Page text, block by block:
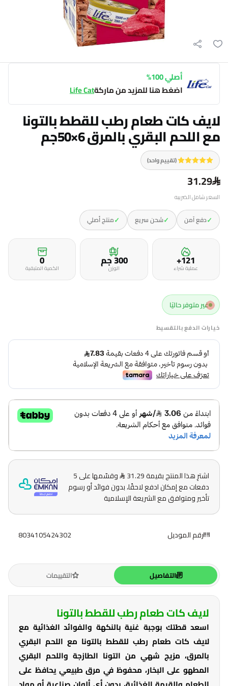
أصلي 100%
اضغط هنا للمزيد من ماركةLife Cat
لايف كات طعام رطب للقطط بالتونا
مع اللحم البقري بالمرق 6×50جم
(تقييم واحد)
31.29
السعر شامل الضريبه
✓دفع آمن ✓شحن سريع ✓منتج أصلي
121+
عملية شراء 300 جمالوزن 0
الكمية المتبقية
غير متوفر حاليًا
خيارات الدفع بالتقسيط
اشترِ هذا المنتج بقيمة 31.29
وقسّمها على 5
دفعات مع إمكان ادفع لاحقًا، بدون فوائد أو رسوم
تأخير ومتوافق مع الشريعة الإسلامية
رقم الموديل 8034105424302
التفاصيل التقييمات
لايف كات طعام رطب للقطط بالتونا
اسعد قطتك بوجبة غنية بالنكهة والفوائد الغذائية مع
لايف كات طعام رطب للقطط بالتونا مع اللحم البقري
بالمرق، مزيج شهي من التونا الطازجة واللحم البقري
المطهو على البخار، محفوظ في مرق طبيعي يحافظ على